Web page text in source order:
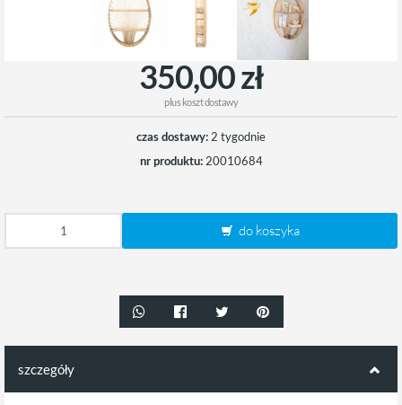
350,00 zł
pluskoszt dostawy
czas dostawy: 2 tygodnie
nr produktu:20010684
do koszyka
szczegóły